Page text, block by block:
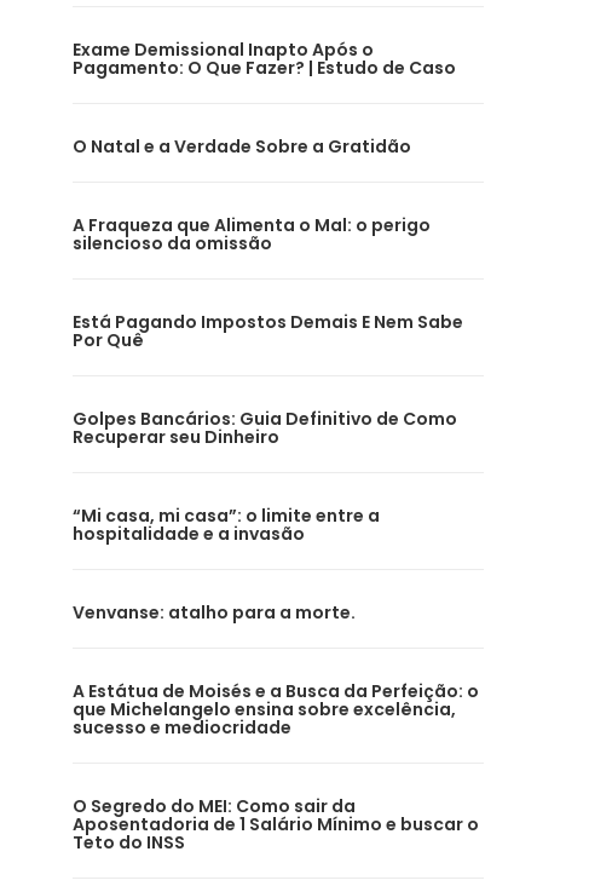
Exame Demissional Inapto Após o
Pagamento: O Que Fazer? | Estudo de Caso
O Natal e a Verdade Sobre a Gratidão
A Fraqueza que Alimenta o Mal: o perigo
silencioso da omissão
Está Pagando Impostos Demais E Nem Sabe
Por Quê
Golpes Bancários: Guia Definitivo de Como
Recuperar seu Dinheiro
“Mi casa, mi casa”: o limite entre a
hospitalidade e a invasão
Venvanse: atalho para a morte.
A Estátua de Moisés e a Busca da Perfeição: o
que Michelangelo ensina sobre excelência,
sucesso e mediocridade
O Segredo do MEI: Como sair da
Aposentadoria de 1 Salário Mínimo e buscar o
Teto do INSS